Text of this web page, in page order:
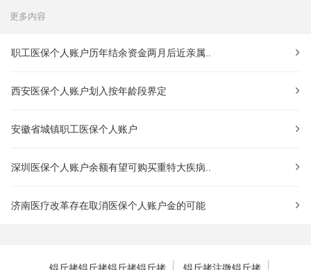
更多内容
职工医保个人账户历年结余资金两月后近亲属..
西安医保个人账户划入按年龄段界定
安徽省城镇职工医保个人账户
深圳医保个人账户余额有望可购买重特大疾病..
济南医疗改革存在取消医保个人账户金的可能
锟斤拷锟斤拷锟斤拷锟斤拷 锟斤拷注微锟斤拷